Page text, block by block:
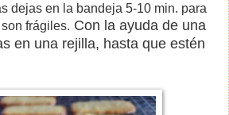
dejas en la bandeja 5-10 min. para
frágiles. Con la ayuda de una
en una rejilla, hasta que estén